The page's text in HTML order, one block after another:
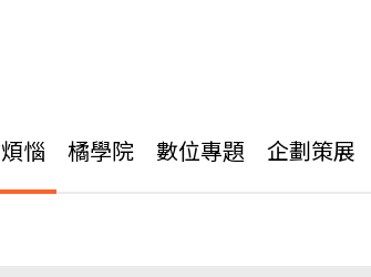
惱 橘學院 數位專題 企劃策展